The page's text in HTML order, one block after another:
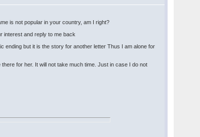
is not popular in your country, am I right?
interest and reply to me back
ending but it is the story for another letter Thus I am alone for
for her. It will not take much time. Just in case I do not